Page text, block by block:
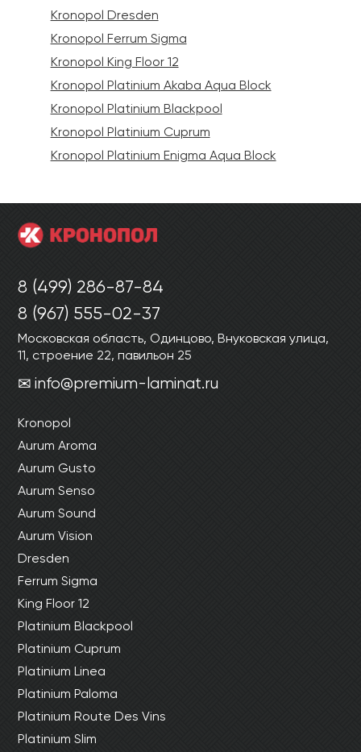
Kronopol Dresden
Kronopol Ferrum Sigma
Kronopol King Floor 12
Kronopol Platinium Akaba Aqua Block
Kronopol Platinium Blackpool
Kronopol Platinium Cuprum
Kronopol Platinium Enigma Aqua Block
8 (499) 286-87-84
8 (967) 555-02-37
Московская область, Одинцово, Внуковская улица,
11, строение 22, павильон 25
info@premium-laminat.ru
Kronopol
Aurum Aroma
Aurum Gusto
Aurum Senso
Aurum Sound
Aurum Vision
Dresden
Ferrum Sigma
King Floor 12
Platinium Blackpool
Platinium Cuprum
Platinium Linea
Platinium Paloma
Platinium Route Des Vins
Platinium Slim